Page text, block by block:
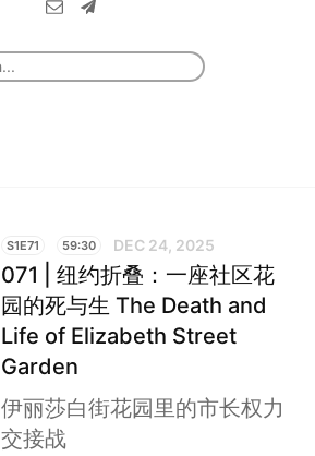
S1E71 59:30 DEC 24, 2025
071 | 纽约折叠：一座社区花
园的死与生 The Death and
Life of Elizabeth Street
Garden
伊丽莎白街花园里的市长权力
交接战